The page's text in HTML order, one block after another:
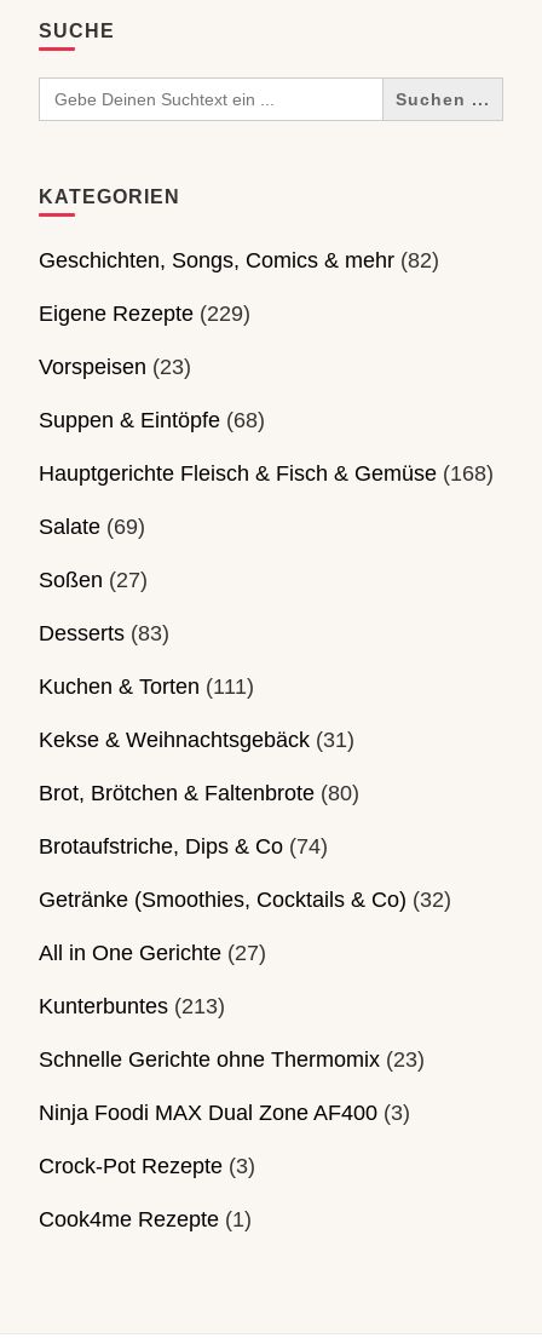
SUCHE
Search
for:
KATEGORIEN
Geschichten, Songs, Comics & mehr (82)
Eigene Rezepte (229)
Vorspeisen (23)
Suppen & Eintöpfe (68)
Hauptgerichte Fleisch & Fisch & Gemüse (168)
Salate (69)
Soßen (27)
Desserts (83)
Kuchen & Torten (111)
Kekse & Weihnachtsgebäck (31)
Brot, Brötchen & Faltenbrote (80)
Brotaufstriche, Dips & Co (74)
Getränke (Smoothies, Cocktails & Co) (32)
All in One Gerichte (27)
Kunterbuntes (213)
Schnelle Gerichte ohne Thermomix (23)
Ninja Foodi MAX Dual Zone AF400 (3)
Crock-Pot Rezepte (3)
Cook4me Rezepte (1)